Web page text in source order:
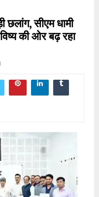
छलांग, सीएम धामी
की ओर बढ़ रहा